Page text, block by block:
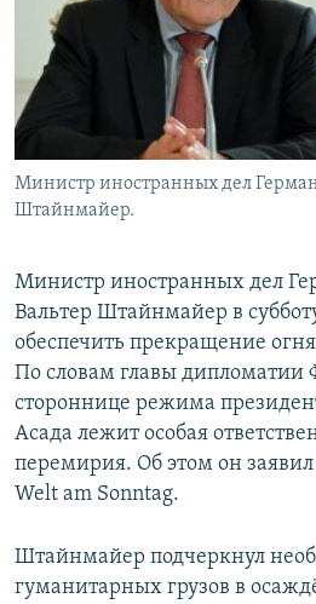
СПОРТ
АРХИВ
English
Русский
Все сайты Радио Азатутюн
Министр иностранных дел
Штайнмайер.
Министр иностранных дел
Вальтер Штайнмайер в
обеспечить прекращение
По словам главы дипломатии
стороннице режима
Асада лежит особая
перемирия. Об этом он заявил
Welt am Sonntag.
Штайнмайер подчеркнул
гуманитарных грузов в